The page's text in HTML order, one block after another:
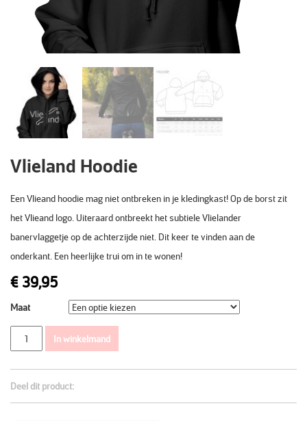
Vlieland Hoodie
Een Vlieand hoodie mag niet ontbreken in je kledingkast! Op de borst zit
het Vlieand logo. Uiteraard ontbreekt het subtiele Vlielander
banervlaggetje op de achterzijde niet. Dit keer te vinden aan de
onderkant. Een heerlijke trui om in te wonen!
€ 39,95
Maat
Aantal In winkelmand
Deel dit product: